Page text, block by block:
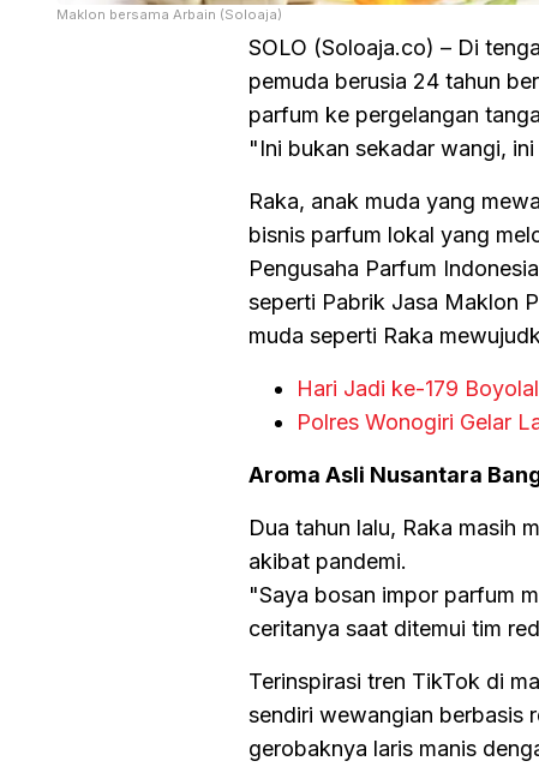
Maklon bersama Arbain (Soloaja)
SOLO (Soloaja.co) – Di
pemuda berusia 24 tahun
parfum ke pergelangan
"Ini bukan sekadar wangi,
Raka, anak muda yang
bisnis parfum lokal yang
Pengusaha Parfum
seperti Pabrik Jasa Maklon
muda seperti Raka
Hari Jadi ke-179
Polres Wonogiri Gelar
Aroma Asli Nusantara
Dua tahun lalu, Raka masih
akibat pandemi.
"Saya bosan impor parfum
ceritanya saat ditemui tim
Terinspirasi tren TikTok di
sendiri wewangian berbasis
gerobaknya laris manis